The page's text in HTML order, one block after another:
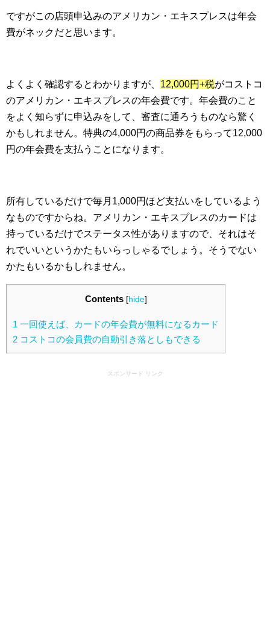
ですがこの店頭申込みのアメリカン・エキスプレスは年会
費がネックだと思います。
よくよく確認するとわかりますが、 12,000円+税がコストコ
のアメリカン・エキスプレスの年会費です。年会費のこと
をよく知らずに申込みをして、審査に通ろうものなら驚く
かもしれません。特典の4,000円の商品券をもらって12,000
円の年会費を支払うことになります。
所有しているだけで毎月1,000円ほど支払いをしているよう
なものですからね。アメリカン・エキスプレスのカードは
持っているだけでステータス性がありますので、それはそ
れでいいというかたもいらっしゃるでしょう。そうでない
かたもいるかもしれません。
Contents [hide]
1 一回使えば、カードの年会費が無料になるカード
2 コストコの会員費の自動引き落としもできる
スポンサード リンク